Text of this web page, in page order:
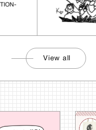
View all